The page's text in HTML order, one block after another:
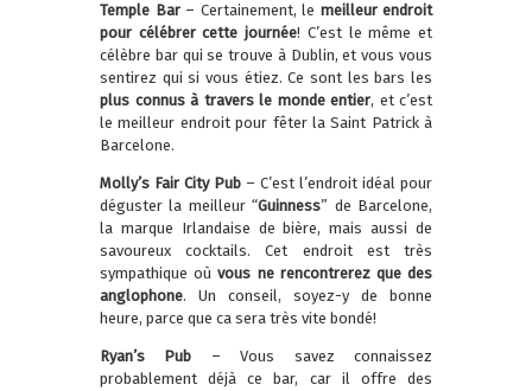
Temple Bar– Certainement, le meilleur endroit
pour célébrer cette journée! C’est le même et
célèbre bar qui se trouve à Dublin, et vous vous
sentirez qui si vous étiez. Ce sont les bars les
plus connus à travers le monde entier, et c’est
le meilleur endroit pour fêter la Saint Patrick à
Barcelone.
Molly’s Fair City Pub – C’est l’endroit idéal pour
déguster la meilleur “Guinness” de Barcelone,
la marque Irlandaise de bière, mais aussi de
savoureux cocktails. Cet endroit est très
sympathique oùvous ne rencontrerez que des
anglophone. Un conseil, soyez-y de bonne
heure, parce que ca sera très vite bondé!
Ryan’s Pub – Vous savez connaissez
probablement déjà ce bar, car il offre des